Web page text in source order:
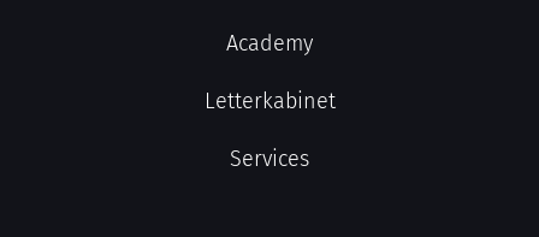
Academy
Letterkabinet
Services